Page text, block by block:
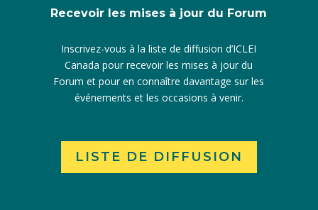
Recevoir les mises à jour du Forum
Inscrivez-vous à la liste de diffusion d’ICLEI
Canada pour recevoir les mises à jour du
Forum et pour en connaître davantage sur les
événements et les occasions à venir.
LISTE DE DIFFUSION